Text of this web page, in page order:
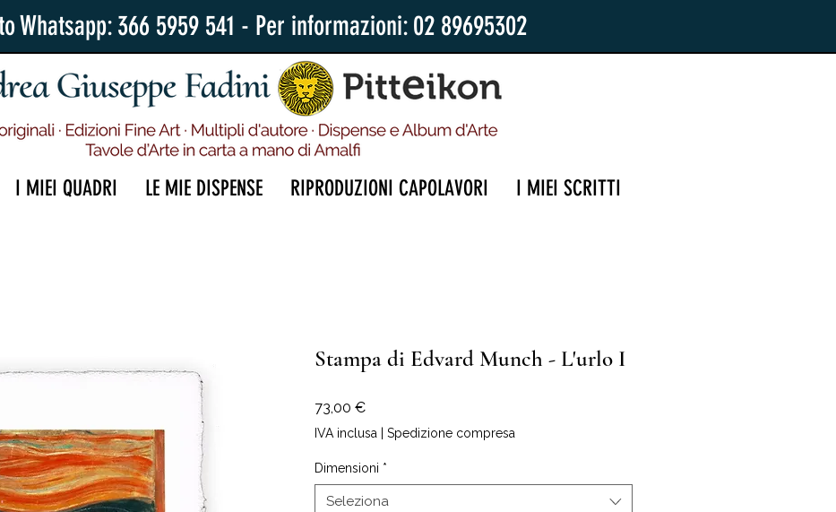
Whatsapp: 366 5959 541 - Per informazioni: 02 89695302
I MIEI QUADRI LE MIE DISPENSE RIPRODUZIONI CAPOLAVORI I MIEI SCRITTI
Stampa di Edvard Munch - L'urlo I
73,00 €Prezzo
IVA inclusa Spedizione compresa
Dimensioni *
Seleziona